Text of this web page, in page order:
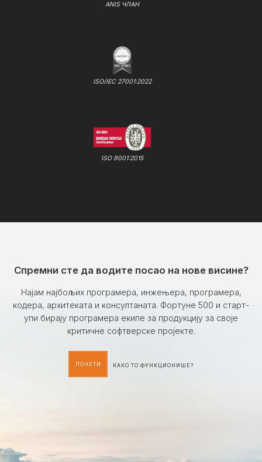
ANIS ЧЛАН
ISO/IEC 27001:2022
ISO 9001:2015
Спремни сте да водите посао на нове висине?
Најам најбољих програмера, инжењера, програмера,
кодера, архитеката и консултаната. Фортуне 500 и старт-
упи бирају програмера екипе за продукцију за своје
критичне софтверске пројекте.
ПОЧЕТИ КАКО ТО ФУНКЦИОНИШЕ?